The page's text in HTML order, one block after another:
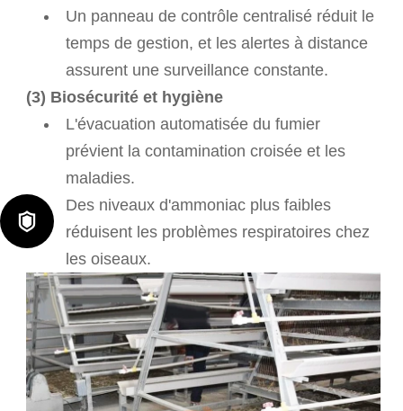
Un panneau de contrôle centralisé réduit le
temps de gestion, et les alertes à distance
assurent une surveillance constante.
(3) Biosécurité et hygiène
L'évacuation automatisée du fumier
prévient la contamination croisée et les
maladies.
Des niveaux d'ammoniac plus faibles
réduisent les problèmes respiratoires chez
les oiseaux.
